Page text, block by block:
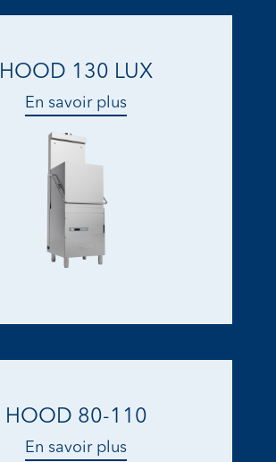
HOOD 130 LUX
En savoir plus
HOOD 80-110
En savoir plus